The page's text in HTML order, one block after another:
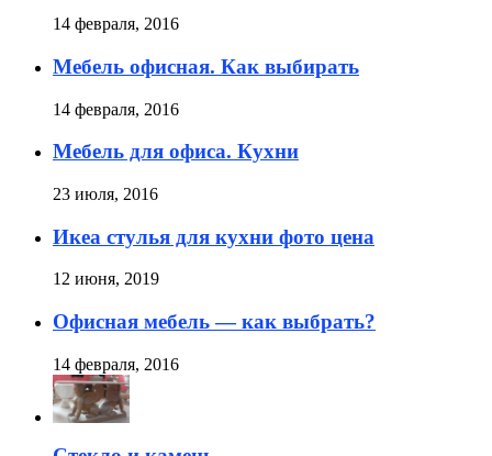
14 февраля, 2016
Мебель офисная. Как выбирать
14 февраля, 2016
Мебель для офиса. Кухни
23 июля, 2016
Икеа стулья для кухни фото цена
12 июня, 2019
Офисная мебель — как выбрать?
14 февраля, 2016